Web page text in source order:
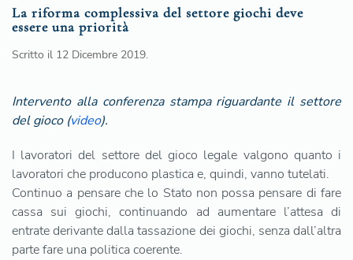
La riforma complessiva del settore giochi deve
essere una priorità
Scritto il 12 Dicembre 2019.
Intervento alla conferenza stampa riguardante il settore
del gioco (video).
I lavoratori del settore del gioco legale valgono quanto i
lavoratori che producono plastica e, quindi, vanno tutelati.
Continuo a pensare che lo Stato non possa pensare di fare
cassa sui giochi, continuando ad aumentare l’attesa di
entrate derivante dalla tassazione dei giochi, senza dall’altra
parte fare una politica coerente.